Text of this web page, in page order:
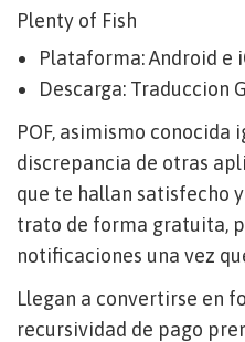
Plenty of Fish
Plataforma: Android e
Descarga: Traduccion
POF, asimismo conocida
discrepancia de otras
que te hallan satisfecho
trato de forma gratuita,
notificaciones una vez
Llegan a convertirse en
recursividad de pago